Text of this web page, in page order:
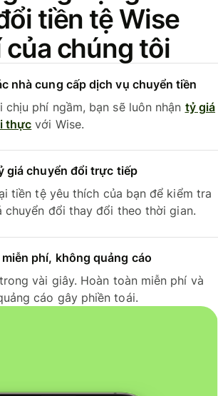
tiền tệ Wise
của chúng tôi
nhà cung cấp dịch vụ chuyển tiền
chịu phí ngầm, bạn sẽ luôn nhận tỷ giá
thực với Wise.
giá chuyển đổi trực tiếp
tiền tệ yêu thích của bạn để kiểm tra
chuyển đổi thay đổi theo thời gian.
phí, không quảng cáo
vài giây. Hoàn toàn miễn phí và
cáo gây phiền toái.